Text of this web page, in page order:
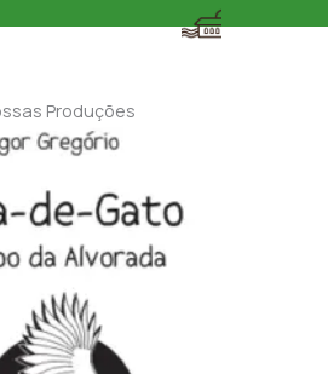
Produções